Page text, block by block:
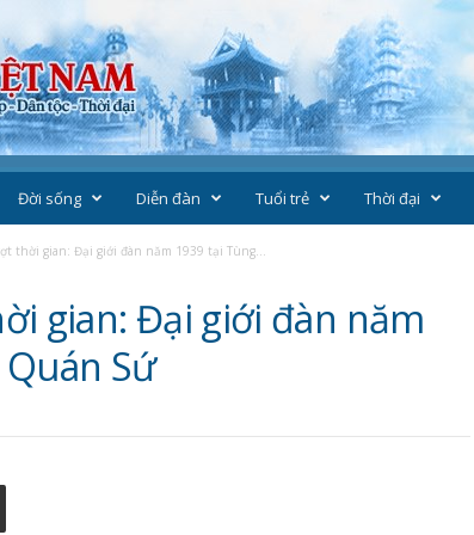
Đời sống Diễn đàn Tuổi trẻ Thời đại
thời gian: Đại giới đàn năm 1939 tại Tùng...
gian: Đại giới đàn năm
Sứ